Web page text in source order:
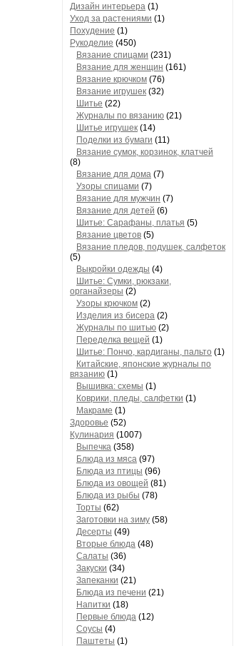
Дизайн интерьера (1)
Уход за растениями (1)
Похудение (1)
Рукоделие (450)
Вязание спицами (231)
Вязание для женщин (161)
Вязание крючком (76)
Вязание игрушек (32)
Шитье (22)
Журналы по вязанию (21)
Шитье игрушек (14)
Поделки из бумаги (11)
Вязание сумок, корзинок, клатчей
(8)
Вязание для дома (7)
Узоры спицами (7)
Вязание для мужчин (7)
Вязание для детей (6)
Шитье: Сарафаны, платья (5)
Вязание цветов (5)
Вязание пледов, подушек, салфеток
(5)
Выкройки одежды (4)
Шитье: Сумки, рюкзаки,
органайзеры (2)
Узоры крючком (2)
Изделия из бисера (2)
Журналы по шитью (2)
Переделка вещей (1)
Шитье: Пончо, кардиганы, пальто (1)
Китайские, японские журналы по
вязанию (1)
Вышивка: схемы (1)
Коврики, пледы, салфетки (1)
Макраме (1)
Здоровье (52)
Кулинария (1007)
Выпечка (358)
Блюда из мяса (97)
Блюда из птицы (96)
Блюда из овощей (81)
Блюда из рыбы (78)
Торты (62)
Заготовки на зиму (58)
Десерты (49)
Вторые блюда (48)
Салаты (36)
Закуски (34)
Запеканки (21)
Блюда из печени (21)
Напитки (18)
Первые блюда (12)
Соусы (4)
Паштеты (1)